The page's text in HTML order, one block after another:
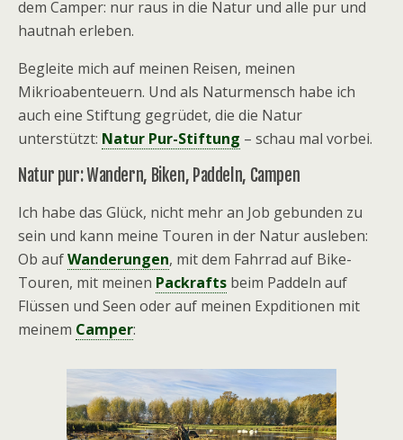
dem Camper: nur raus in die Natur und alle pur und
hautnah erleben.
Begleite mich auf meinen Reisen, meinen
Mikrioabenteuern. Und als Naturmensch habe ich
auch eine Stiftung gegrüdet, die die Natur
unterstützt: Natur Pur-Stiftung – schau mal vorbei.
Natur pur: Wandern, Biken, Paddeln, Campen
Ich habe das Glück, nicht mehr an Job gebunden zu
sein und kann meine Touren in der Natur ausleben:
Ob aufWanderungen, mit dem Fahrrad auf Bike-
Touren, mit meinen Packrafts beim Paddeln auf
Flüssen und Seen oder auf meinen Expditionen mit
meinem Camper: